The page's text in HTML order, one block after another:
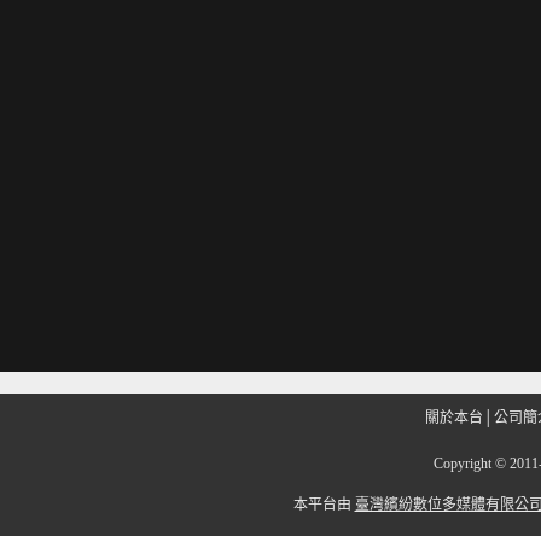
關於本台 公司簡
Copyright ©
本平台由 臺灣繽紛數位多媒體有限公